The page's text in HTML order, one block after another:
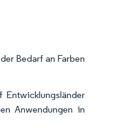
Bedarf an Farben
Entwicklungsländer
Anwendungen in